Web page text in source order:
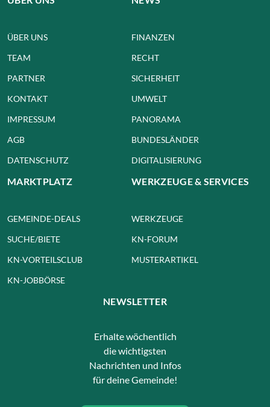
ÜBER UNS
TEAM
PARTNER
KONTAKT
IMPRESSUM
AGB
DATENSCHUTZ
FINANZEN
RECHT
SICHERHEIT
UMWELT
PANORAMA
BUNDESLÄNDER
DIGITALISIERUNG
MARKTPLATZ
GEMEINDE-DEALS
SUCHE/BIETE
KN-VORTEILSCLUB
KN-JOBBÖRSE
WERKZEUGE & SERVICES
WERKZEUGE
KN-FORUM
MUSTERARTIKEL
NEWSLETTER
Erhalte wöchentlich
die wichtigsten
Nachrichten und Infos
für deine Gemeinde!